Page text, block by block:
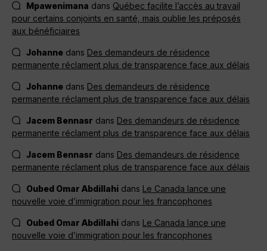
Mpawenimana dans Québec facilite l’accès au travail
pour certains conjoints en santé, mais oublie les préposés
aux bénéficiaires
Johanne dans Des demandeurs de résidence
permanente réclament plus de transparence face aux délais
Johanne dans Des demandeurs de résidence
permanente réclament plus de transparence face aux délais
Jacem Bennasr dans Des demandeurs de résidence
permanente réclament plus de transparence face aux délais
Jacem Bennasr dans Des demandeurs de résidence
permanente réclament plus de transparence face aux délais
Oubed Omar Abdillahi dans Le Canada lance une
nouvelle voie d’immigration pour les francophones
Oubed Omar Abdillahi dans Le Canada lance une
nouvelle voie d’immigration pour les francophones